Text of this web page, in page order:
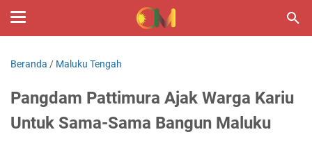
Beranda / Maluku Tengah
Pangdam Pattimura Ajak Warga Kariu
Untuk Sama-Sama Bangun Maluku